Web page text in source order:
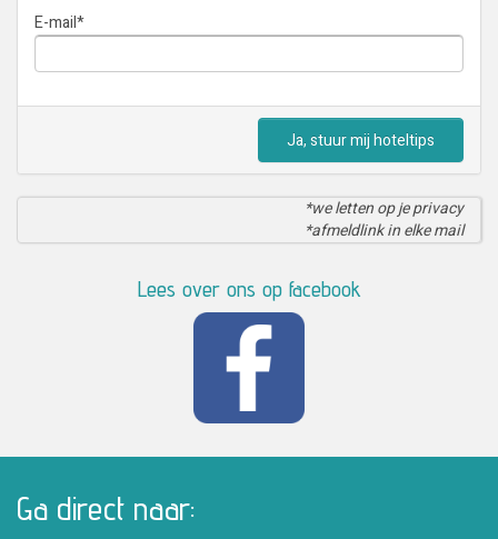
E-mail*
Ja, stuur mij hoteltips
*we letten op je privacy
*afmeldlink in elke mail
Lees over ons op facebook
Ga direct naar: